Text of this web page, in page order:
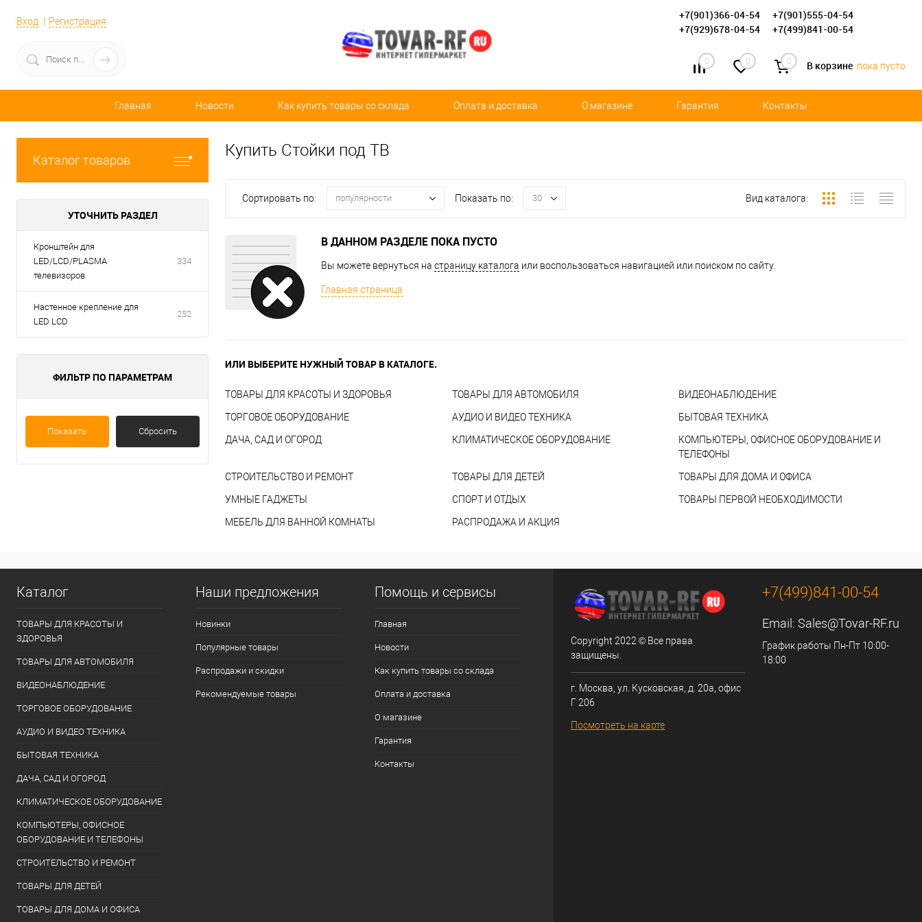
Вход Регистрация +7(901)366-04-54
+7(901)555-04-54
+7(929)678-04-54
+7(499)841-00-54
0 0 0 В корзине пока пусто
Главная Новости Как купить товары со склада Оплата и доставка О магазине Гарантия Контакты
Каталог товаров
УТОЧНИТЬ РАЗДЕЛ
Кронштейн для
LED/LCD/PLASMA
телевизоров
334
Настенное крепление для
LED LCD
252
ФИЛЬТР ПО ПАРАМЕТРАМ
Показать Сбросить
Купить Cтойки под ТВ
Сортировать по: популярности Показать по: 30 Вид каталога:
В ДАННОМ РАЗДЕЛЕ ПОКА ПУСТО
Вы можете вернуться на страницу каталога или воспользоваться навигацией или поиском по сайту.
Главная страница
ИЛИ ВЫБЕРИТЕ НУЖНЫЙ ТОВАР В КАТАЛОГЕ.
ТОВАРЫ ДЛЯ КРАСОТЫ И ЗДОРОВЬЯ ТОВАРЫ ДЛЯ АВТОМОБИЛЯ ВИДЕОНАБЛЮДЕНИЕ
ТОРГОВОЕ ОБОРУДОВАНИЕ АУДИО И ВИДЕО ТЕХНИКА БЫТОВАЯ ТЕХНИКА
ДАЧА, САД И ОГОРОД КЛИМАТИЧЕСКОЕ ОБОРУДОВАНИЕ
КОМПЬЮТЕРЫ, ОФИСНОЕ ОБОРУДОВАНИЕ И
ТЕЛЕФОНЫ
СТРОИТЕЛЬСТВО И РЕМОНТ ТОВАРЫ ДЛЯ ДЕТЕЙ ТОВАРЫ ДЛЯ ДОМА И ОФИСА
УМНЫЕ ГАДЖЕТЫ СПОРТ И ОТДЫХ ТОВАРЫ ПЕРВОЙ НЕОБХОДИМОСТИ
МЕБЕЛЬ ДЛЯ ВАННОЙ КОМНАТЫ РАСПРОДАЖА И АКЦИЯ
Каталог
ТОВАРЫ ДЛЯ КРАСОТЫ И
ЗДОРОВЬЯ
ТОВАРЫ ДЛЯ АВТОМОБИЛЯ
ВИДЕОНАБЛЮДЕНИЕ
ТОРГОВОЕ ОБОРУДОВАНИЕ
АУДИО И ВИДЕО ТЕХНИКА
БЫТОВАЯ ТЕХНИКА
ДАЧА, САД И ОГОРОД
КЛИМАТИЧЕСКОЕ ОБОРУДОВАНИЕ
КОМПЬЮТЕРЫ, ОФИСНОЕ
ОБОРУДОВАНИЕ И ТЕЛЕФОНЫ
СТРОИТЕЛЬСТВО И РЕМОНТ
ТОВАРЫ ДЛЯ ДЕТЕЙ
ТОВАРЫ ДЛЯ ДОМА И ОФИСА
Наши предложения
Новинки
Популярные товары
Распродажи и скидки
Рекомендуемые товары
Помощь и сервисы
Главная
Новости
Как купить товары со склада
Оплата и доставка
О магазине
Гарантия
Контакты
Copyright 2022 © Все права
защищены.
г. Москва, ул. Кусковская, д. 20а, офис
Г 206
Посмотреть на карте
+7(499)841-00-54
Email: Sales@Tovar-RF.ru
График работы Пн-Пт 10:00-
18:00